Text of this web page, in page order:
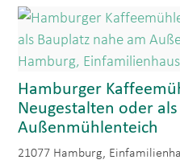
Hamburger
Neugestalten oder
Außenmühlenteich
21077 Hamburg,